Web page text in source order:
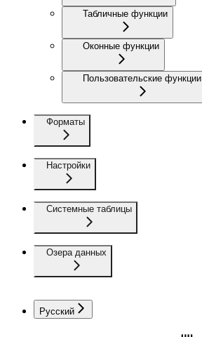
Табличные функции
Оконные функции
Пользовательские функции
Форматы
Настройки
Системные таблицы
Озера данных
Русский